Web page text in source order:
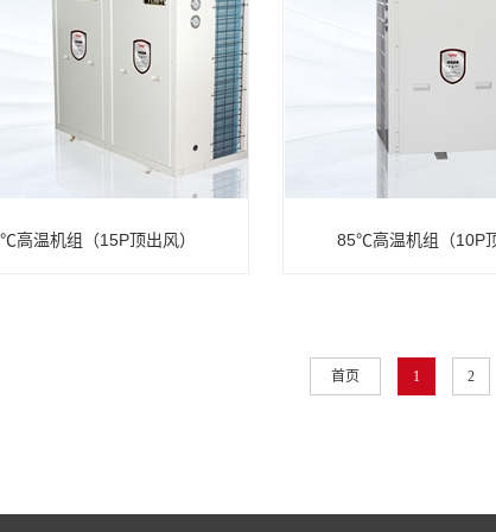
高温机组（15P顶出风） 85℃高温机组（10P
首页 1 2